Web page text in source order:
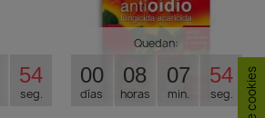
53
seg.
Quedan:
00
días
08
horas
07
min.
53
seg.